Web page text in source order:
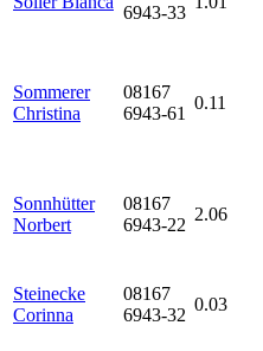
6943-33
Sommerer
Christina
08167
6943-61
0.11
Sonnhütter
Norbert
08167
6943-22
2.06
Steinecke
Corinna
08167
6943-32
0.03